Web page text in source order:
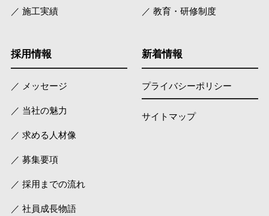
／ 施工実績 ／ 教育・研修制度
採用情報
／ メッセージ
／ 当社の魅力
／ 求める人材像
／ 募集要項
／ 採用までの流れ
／ 社員成長物語
新着情報
プライバシーポリシー
サイトマップ